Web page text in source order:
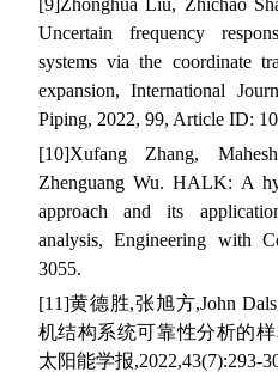
Uncertain frequency
systems via the coordinate
expansion, International
Piping, 2022, 99, Article ID:
[10]Xufang Zhang,
Zhenguang Wu. HALK: A
approach and its
analysis, Engineering with
3055.
[11]黄德胜,张旭方,John
机结构系统可靠性分析的
太阳能学报,2022,43(7):293-